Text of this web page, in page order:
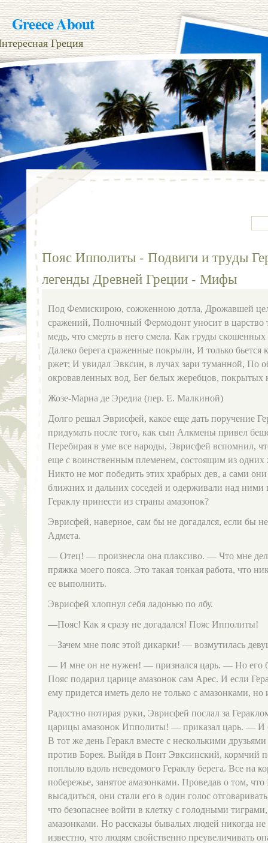
Greece About
Греция
Пояс Ипполиты - Подвиги и труды
легенды Древней Греции - Мифы
Под Фемискирою, сожженною дотла, Дрожавшей
сражений, Полночный Фермодонт уносит в царство
медь, что смерть в него смела. Как груды
Далеко берега сраженные покрыли, И только бьется
ржет; И увидал Эвксин, в лучах зари туманной, По
окровавленных вод, Бег белых жеребцов, покрытых
Жозе-Мариа де Эредиа (пер. Е. Малкиной)
Долго решал Эврисфей, какое еще дать поручение
придумать после того, как сын Алкмены привел
Перебирая в уме все народы, Эврисфей вспомнил,
еще с воинственным племенем, состоящим из
Никто не мог победить этих храбрых дев, а сами
ближних и дальних соседей и одерживали над ними
Гераклу принести из страны амазонок?
Эврисфей, наверное, сам бы не догадался, если бы
Адмета.
— Отец! — произнесла она плаксиво. — Что мне
пряжка моего пояса. Это такая тонкая работа, что
ее выполнить.
Эврисфей хлопнул себя ладонью по лбу.
—Пояс! Как я сразу не догадался! Пояс Ипполиты!
—Зачем мне пояс этой дикарки! — возмутилась
— И мне он не нужен! — признался царь. — Но его
Пояс подарил царице амазонок сам Арес. И если
ему придется иметь дело не только с амазонками,
Радостно потирая руки, Эврисфей послал за
царицы амазонок Ипполиты! — приказал царь. — И
В тот же день Геракл вместе с несколькими
против Борея. Выйдя в Понт Эвксинский, кормчий
поплыло вдоль неведомого Гераклу берега. Все на
побережье, занятое амазонками. Проведав о том, что
высадиться, они стали его в один голос
что безопаснее войти в клетку с голодными тиграми,
амазонками. Но рассказы бывалых людей никогда
известно, что людям свойственно преувеличивать